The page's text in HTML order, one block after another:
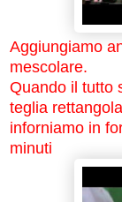
Aggiungiamo
mescolare.
Quando il tutto
teglia
inforniamo in
minuti